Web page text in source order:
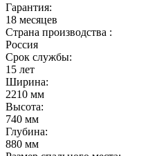
Гарантия:
18 месяцев
Страна производства :
Россия
Срок службы:
15 лет
Ширина:
2210 мм
Высота:
740 мм
Глубина:
880 мм